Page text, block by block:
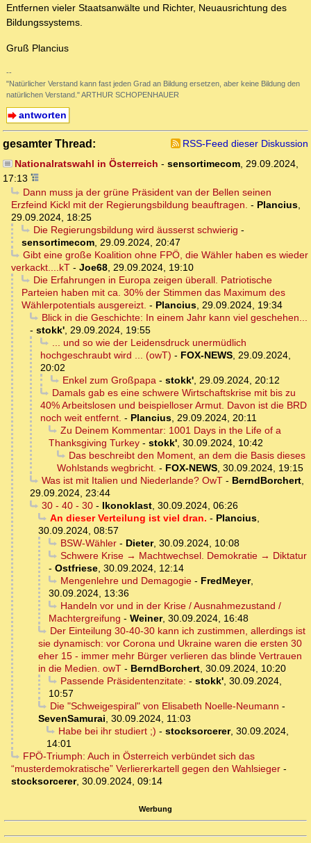
Entfernen vieler Staatsanwälte und Richter, Neuausrichtung des
Bildungssystems.
Gruß Plancius
--
"Natürlicher Verstand kann fast jeden Grad an Bildung ersetzen, aber keine Bildung den
natürlichen Verstand." ARTHUR SCHOPENHAUER
antworten
gesamter Thread:
RSS-Feed dieser Diskussion
Nationalratswahl in Österreich - sensortimecom, 29.09.2024,
17:13
Dann muss ja der grüne Präsident van der Bellen seinen
Erzfeind Kickl mit der Regierungsbildung beauftragen. - Plancius,
29.09.2024, 18:25
Die Regierungsbildung wird äusserst schwierig -
sensortimecom, 29.09.2024, 20:47
Gibt eine große Koalition ohne FPÖ, die Wähler haben es wieder
verkackt....kT - Joe68, 29.09.2024, 19:10
Die Erfahrungen in Europa zeigen überall. Patriotische
Parteien haben mit ca. 30% der Stimmen das Maximum des
Wählerpotentials ausgereizt. - Plancius, 29.09.2024, 19:34
Blick in die Geschichte: In einem Jahr kann viel geschehen...
- stokk', 29.09.2024, 19:55
... und so wie der Leidensdruck unermüdlich
hochgeschraubt wird ... (owT) - FOX-NEWS, 29.09.2024,
20:02
Enkel zum Großpapa- stokk', 29.09.2024, 20:12
Damals gab es eine schwere Wirtschaftskrise mit bis zu
40% Arbeitslosen und beispielloser Armut. Davon ist die BRD
noch weit entfernt. - Plancius, 29.09.2024, 20:11
Zu Deinem Kommentar: 1001 Days in the Life of a
Thanksgiving Turkey - stokk', 30.09.2024, 10:42
Das beschreibt den Moment, an dem die Basis dieses
Wohlstands wegbricht. - FOX-NEWS, 30.09.2024, 19:15
Was ist mit Italien und Niederlande? OwT- BerndBorchert,
29.09.2024, 23:44
30 - 40 - 30- Ikonoklast, 30.09.2024, 06:26
An dieser Verteilung ist viel dran. - Plancius,
30.09.2024, 08:57
BSW-Wähler- Dieter, 30.09.2024, 10:08
Schwere Krise → Machtwechsel. Demokratie → Diktatur
- Ostfriese, 30.09.2024, 12:14
Mengenlehre und Demagogie- FredMeyer,
30.09.2024, 13:36
Handeln vor und in der Krise / Ausnahmezustand /
Machtergreifung - Weiner, 30.09.2024, 16:48
Der Einteilung 30-40-30 kann ich zustimmen, allerdings ist
sie dynamisch: vor Corona und Ukraine waren die ersten 30
eher 15 - immer mehr Bürger verlieren das blinde Vertrauen
in die Medien. owT - BerndBorchert, 30.09.2024, 10:20
Passende Präsidentenzitate: - stokk', 30.09.2024,
10:57
Die "Schweigespiral" von Elisabeth Noelle-Neumann -
SevenSamurai, 30.09.2024, 11:03
Habe bei ihr studiert ;) - stocksorcerer, 30.09.2024,
14:01
FPÖ-Triumph: Auch in Österreich verbündet sich das
“musterdemokratische” Verliererkartell gegen den Wahlsieger -
stocksorcerer, 30.09.2024, 09:14
Werbung